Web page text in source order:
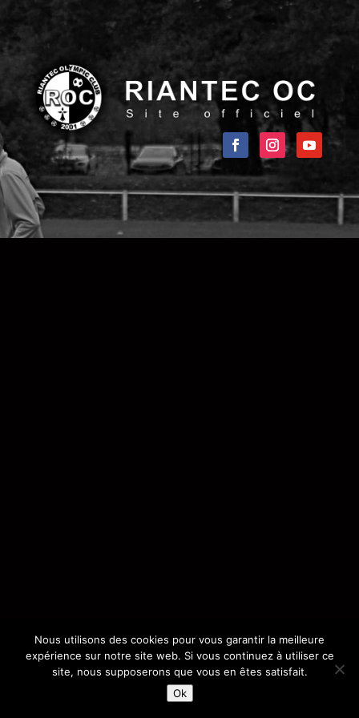
Nous utilisons des cookies pour vous garantir la meilleure
expérience sur notre site web. Si vous continuez à utiliser ce
site, nous supposerons que vous en êtes satisfait.
Ok